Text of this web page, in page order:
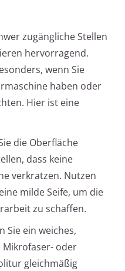
zugängliche Stellen
hervorragend.
wenn Sie
haben oder
Hier ist eine
die Oberfläche
dass keine
verkratzen. Nutzen
milde Seife, um die
zu schaffen.
Sie ein weiches,
Mikrofaser- oder
gleichmäßig